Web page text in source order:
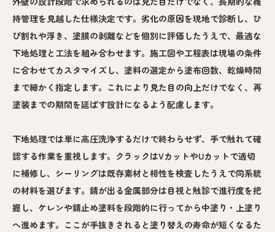
持管理を見越した仕様決定です。劣化の原因を現地で診断し、ひ
び割れや浮き、塗膜の剥離などを個別に評価したうえで、最適な
下地処理と工法を組み合わせます。施工図や工程表は現場の条件
に合わせてカスタマイズし、塗料の選定から塗布回数、乾燥時間
まで細かく指定します。これにより見た目の向上だけでなく、再
塗装までの期間を延ばす設計になるよう配慮します。
下地処理では単に高圧洗浄するだけで終わらせず、手で触れて確
認する作業を重視します。クラックはVカットやUカットで適切
に補修し、シーリングは既存素材と相性を検査したうえで同系統
の材料を選びます。錆が出る金属部分は目視と触診で進行度を把
握し、ケレンや錆止め塗料を段階的に行ってから中塗り・上塗り
へ進めます。ここが手抜きされると塗り替えの寿命が短くなるた